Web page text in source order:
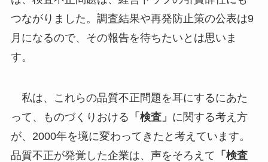
つながりました。調査結果や再発防止策の公表は9
月になるので、その報告を待ちたいとは思いま
す。
私は、これらの品質不正問題を耳にするにあた
って、ものづくりおける 「検査」 に関する考え方
が、2000年を境に変わってきたと考えています。
品質不正が発覚した企業は、声をそろえて 「検査